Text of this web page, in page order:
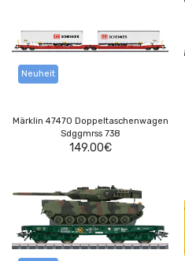
Neuheit
Märklin 47470 Doppeltaschenwagen
Sdggmrss 738
149.00€